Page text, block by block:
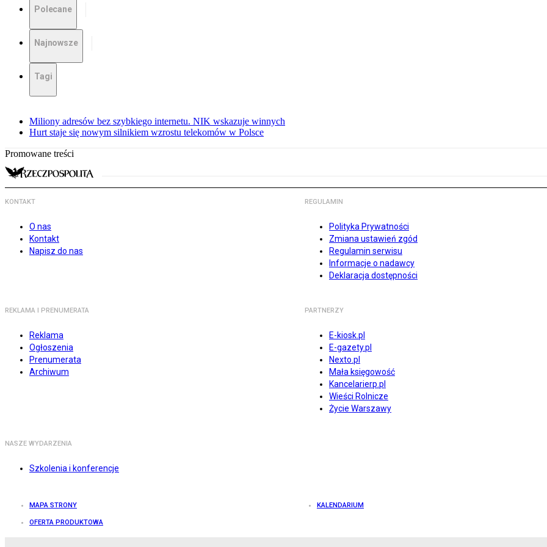
Polecane
Najnowsze
Tagi
Miliony adresów bez szybkiego internetu. NIK wskazuje winnych
Hurt staje się nowym silnikiem wzrostu telekomów w Polsce
Promowane treści
KONTAKT
O nas
Kontakt
Napisz do nas
REGULAMIN
Polityka Prywatności
Zmiana ustawień zgód
Regulamin serwisu
Informacje o nadawcy
Deklaracja dostępności
REKLAMA I PRENUMERATA
Reklama
Ogłoszenia
Prenumerata
Archiwum
PARTNERZY
E-kiosk.pl
E-gazety.pl
Nexto.pl
Mała księgowość
Kancelarierp.pl
Wieści Rolnicze
Życie Warszawy
NASZE WYDARZENIA
Szkolenia i konferencje
MAPA STRONY KALENDARIUM
OFERTA PRODUKTOWA